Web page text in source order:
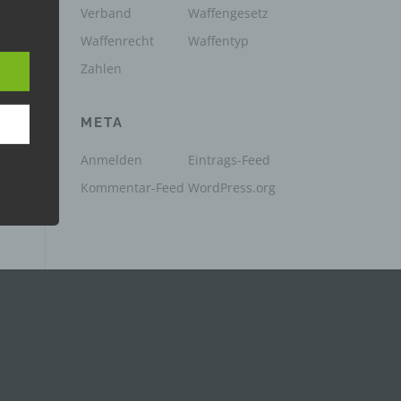
Verband
Waffengesetz
Waffenrecht
Waffentyp
Zahlen
META
Anmelden
Eintrags-Feed
Kommentar-Feed WordPress.org